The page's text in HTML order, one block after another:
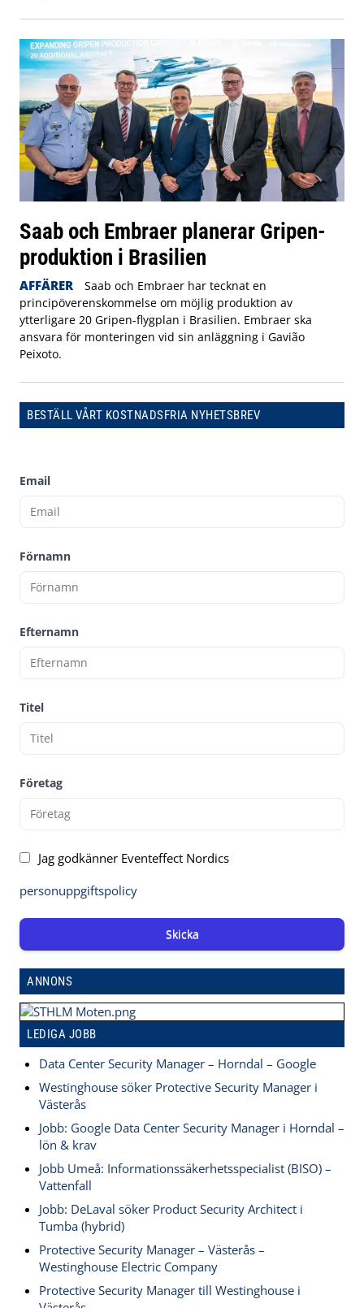
Saab och Embraer planerar Gripen-
produktion i Brasilien
AFFÄRER
Saab och Embraer har tecknat en
principöverenskommelse om möjlig produktion av
ytterligare 20 Gripen-flygplan i Brasilien. Embraer ska
ansvara för monteringen vid sin anläggning i Gavião
Peixoto.
BESTÄLL VÅRT KOSTNADSFRIA NYHETSBREV
Email
Förnamn
Efternamn
Titel
Företag
Jag godkänner Eventeffect Nordics
personuppgiftspolicy
Skicka
ANNONS
LEDIGA JOBB
Data Center Security Manager – Horndal – Google
Westinghouse söker Protective Security Manager i
Västerås
Jobb: Google Data Center Security Manager i Horndal –
lön & krav
Jobb Umeå: Informationssäkerhetsspecialist (BISO) –
Vattenfall
Jobb: DeLaval söker Product Security Architect i
Tumba (hybrid)
Protective Security Manager – Västerås –
Westinghouse Electric Company
Protective Security Manager till Westinghouse i